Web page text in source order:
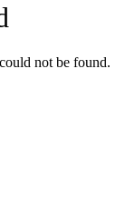
not be found.